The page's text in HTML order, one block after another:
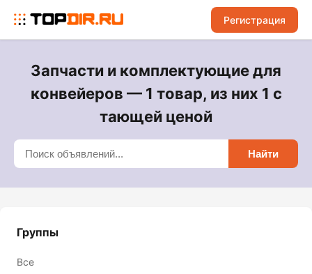
Регистрация
Запчасти и комплектующие для
конвейеров — 1 товар, из них 1 с
тающей ценой
Найти
Группы
Все